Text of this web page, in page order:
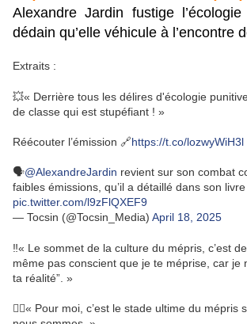
Alexandre Jardin fustige
dédain qu’elle véhicule à l’encontre
Extraits :
💥« Derrière tous les délires d'écologie
de classe qui est stupéfiant ! »
Réécouter l’émission 🔗https://t.co/lozwyWiH3l
🗣️@AlexandreJardin revient sur son combat
faibles émissions, qu’il a détaillé dans son
pic.twitter.com/l9zFlQXEF9
— Tocsin (@Tocsin_Media) April 18, 2025
‼️« Le sommet de la culture du mépris, c’est
même pas conscient que je te méprise, car je
ta réalité”. »
👉🏻« Pour moi, c’est le stade ultime du mépris